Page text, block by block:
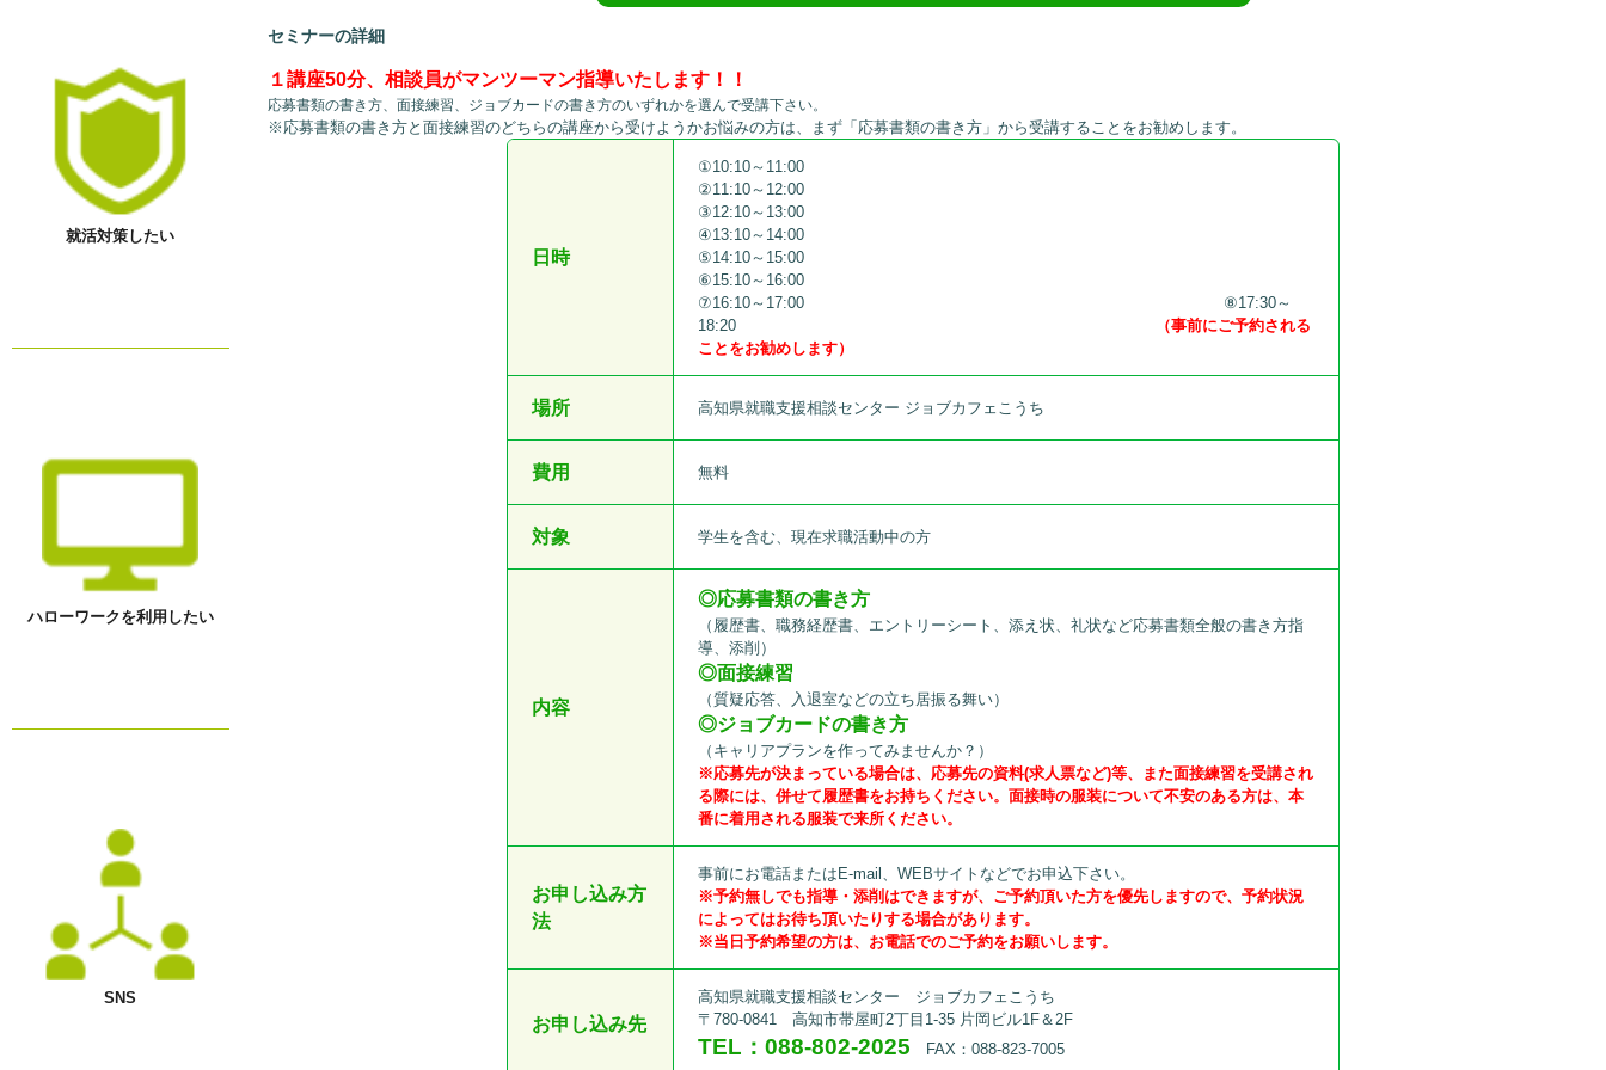
就活対策したい
ハローワークを利用したい
SNS
セミナーの詳細
１講座50分、相談員がマンツーマン指導いたします！！
応募書類の書き方、面接練習、ジョブカードの書き方のいずれかを選んで受講下さい。
※応募書類の書き方と面接練習のどちらの講座から受けようかお悩みの方は、まず「応募書類の書き方」から受講することをお勧めします。
日時
①10:10～11:00
②11:10～12:00
③12:10～13:00
④13:10～14:00
⑤14:10～15:00
⑥15:10～16:00
⑦16:10～17:00
⑧17:30～
18:20
（事前にご予約される
ことをお勧めします）
場所 高知県就職支援相談センター ジョブカフェこうち
費用 無料
対象 学生を含む、現在求職活動中の方
内容
◎応募書類の書き方
（履歴書、職務経歴書、エントリーシート、添え状、礼状など応募書類全般の書き方指
導、添削）
◎面接練習
（質疑応答、入退室などの立ち居振る舞い）
◎ジョブカードの書き方
（キャリアプランを作ってみませんか？）
※応募先が決まっている場合は、応募先の資料(求人票など)等、また面接練習を受講され
る際には、併せて履歴書をお持ちください。面接時の服装について不安のある方は、本
番に着用される服装で来所ください。
お申し込み方
法
事前にお電話またはE-mail、WEBサイトなどでお申込下さい。
※予約無しでも指導・添削はできますが、ご予約頂いた方を優先しますので、予約状況
によってはお待ち頂いたりする場合があります。
※当日予約希望の方は、お電話でのご予約をお願いします。
お申し込み先
高知県就職支援相談センター ジョブカフェこうち
〒780-0841 高知市帯屋町2丁目1-35 片岡ビル1F＆2F
TEL：088-802-2025 FAX：088-823-7005